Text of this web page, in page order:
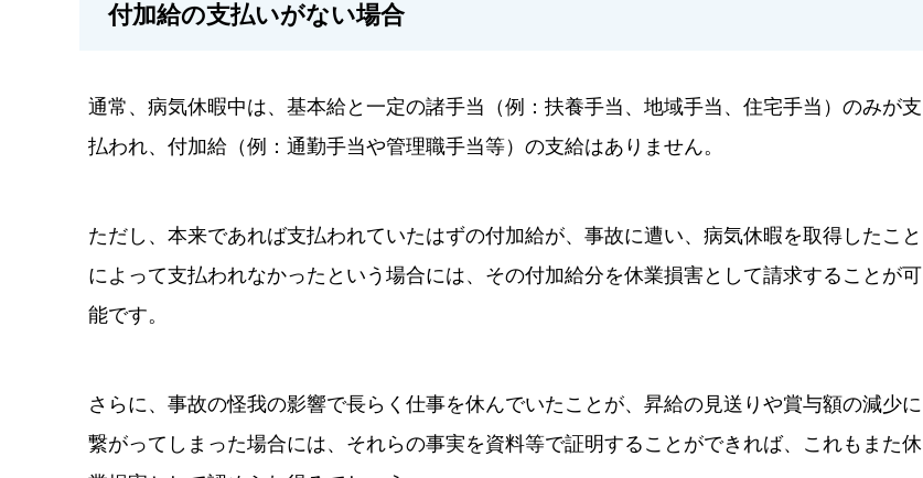
付加給の支払いがない場合
通常、病気休暇中は、基本給と一定の諸手当（例：扶養手当、地域手当、住宅手当）のみが支
払われ、付加給（例：通勤手当や管理職手当等）の支給はありません。
ただし、本来であれば支払われていたはずの付加給が、事故に遭い、病気休暇を取得したこと
によって支払われなかったという場合には、その付加給分を休業損害として請求することが可
能です。
さらに、事故の怪我の影響で長らく仕事を休んでいたことが、昇給の見送りや賞与額の減少に
繋がってしまった場合には、それらの事実を資料等で証明することができれば、これもまた休